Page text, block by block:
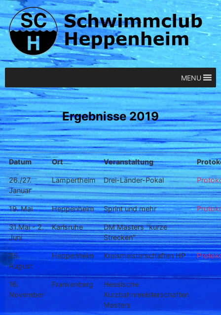
MENU
Ergebnisse 2019
Datum Ort Veranstaltung
26./27.
Januar
Lampertheim Drei-Länder-Pokal
19. Mai Heppenheim Sprint und mehr
31.Mai - 2.
Juni
Karlsruhe
DM Masters "kurze
Strecken"
25.
August
Heppenheim Kreismeisterschaften HP
16.
November
Frankenberg
Hessische
Kurzbahnmeisterschaften
Masters